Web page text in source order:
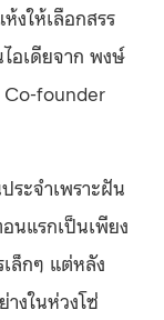
งให้เลือกสรร
อเดียจาก พงษ์
Co-founder
ระจำเพราะฝัน
นแรกเป็นเพียง
ล็กๆ แต่หลัง
งในห่วงโซ่